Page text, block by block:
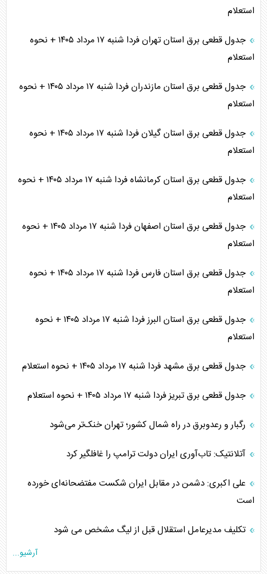
اربعین، کابوس مشترک تل‌آویو-واشنگتن
برنامه هفتم توسعه در نقطه کور سیاستگذاری
کنوانسیون دریای خزر در راستای منافع ملی است؟
اوکراین بازوی مخرب آمریکا در غرب آسیا
اهمیت راهبردی اردن برای آمریکا
پیام، ظرفیت بالفعل‌نشده تجارت ایران
همسویی عربستان با سنتکام علیه متحدان ایران
چرا کویت به دنبال شریک امنیتی جدید است؟
استعلام
جدول قطعی برق استان تهران فردا شنبه ۱۷ مرداد ۱۴۰۵ + نحوه
استعلام
جدول قطعی برق استان مازندران فردا شنبه ۱۷ مرداد ۱۴۰۵ + نحوه
استعلام
جدول قطعی برق استان گیلان فردا شنبه ۱۷ مرداد ۱۴۰۵ + نحوه
استعلام
جدول قطعی برق استان کرمانشاه فردا شنبه ۱۷ مرداد ۱۴۰۵ + نحوه
استعلام
جدول قطعی برق استان اصفهان فردا شنبه ۱۷ مرداد ۱۴۰۵ + نحوه
استعلام
جدول قطعی برق استان فارس فردا شنبه ۱۷ مرداد ۱۴۰۵ + نحوه
استعلام
جدول قطعی برق استان البرز فردا شنبه ۱۷ مرداد ۱۴۰۵ + نحوه
استعلام
جدول قطعی برق مشهد فردا شنبه ۱۷ مرداد ۱۴۰۵ + نحوه استعلام
جدول قطعی برق تبریز فردا شنبه ۱۷ مرداد ۱۴۰۵ + نحوه استعلام
رگبار و رعدوبرق در راه شمال کشور؛ تهران خنک‌تر می‌شود
آتلانتیک: تاب‌آوری ایران دولت ترامپ را غافلگیر کرد
علی اکبری: دشمن در مقابل ایران شکست مفتضحانه‌ای خورده
است
تکلیف مدیرعامل استقلال قبل از لیگ مشخص می شود
آرشیو...